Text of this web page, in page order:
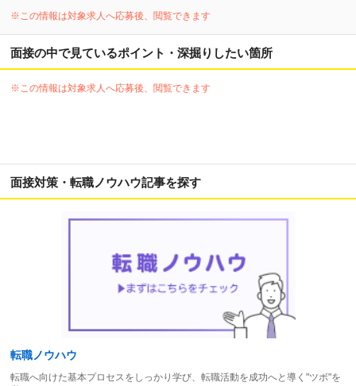
※この情報は対象求人へ応募後、閲覧できます
面接の中で見ているポイント・深掘りしたい箇所
※この情報は対象求人へ応募後、閲覧できます
面接対策・転職ノウハウ記事を探す
転職ノウハウ
転職へ向けた基本プロセスをしっかり学び、転職活動を成功へと導く"ツボ"を